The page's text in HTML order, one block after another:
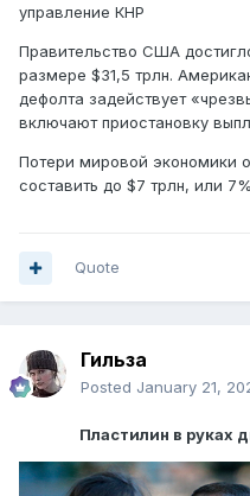
управление КНР
Правительство США
размере $31,5 трлн.
дефолта задействует
включают приостановку
Потери мировой экономики
составить до $7 трлн, или
Quote
Гильза
Posted January 21,
Пластилин в руках